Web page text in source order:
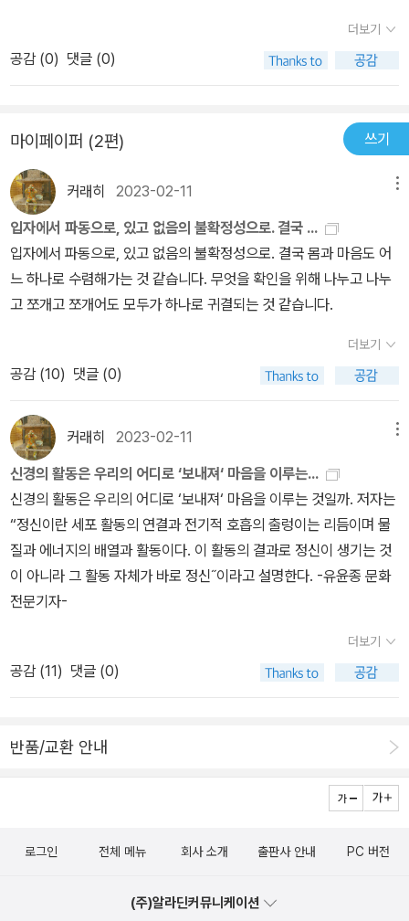
물학적 물질주의’에 바탕을 두고 정신적인 것과 물질적인 것의 관계
에 일원론적 접근을 시도합니다. 모든 생명은 살아남기 위해 무언가
를 합니다. 동작을 조절하고, 주변의 것들에 영향을 미치며 생명유지
기 위해 사고를 하고, 그 사고의 경험이 반향을 일으켜 신체의 형태를
구성합니다. 예를 들면 문어는 마주하는 모든 것에 자기 몸의 복잡성
을 기울이며 눈 깜짝할 사이에 자기 신체의 ‘빠른 전환’을 하며 환경에
맞게 자기 신체 표면을 바꿀 수 있지요. 저자는 마음의 진화를 밝히기
위해 ‘느낌의 현전現前, presence’이라는 감각이 무엇인지부터 묻
습니다. 자기됨을 느끼는 것, 혹은 자신이 아님을 느끼는 감각은 어디
에서부터 시작되는 것인가? 주체성이란 무엇이며, 어떻게 나타나는
있다는 감각과 관련이 있다고 합니다. 마음이란 신체를 소유하고 있
다고 생각하며 신체의 지속을 위해 자신과 외부를 감각하는 것과 연
관 있다는 것이죠. 신체, 주체인 동시에 행위자저자는 우리는 주체인
동시에 행위자라고 합니다. 주체의 기원은 동물 행위자성의 진화에서
비롯되었다고 하죠. 저자는 주체성과 행위성을 구분하며 감각과 동작
의 밀접한 관계를 설명합니다. 그리고 감각의 존재 이유는 동작을 제
어하는 데 있다고 하죠. 저자에 의하면 정신의 진화는 행위자성과 주
체성의 상호연결된 진화입니다. 새롭고 확장된 동작 행위들은 그에
어울리는 감각의 확장을 이끈다고 말하지요. 특히 위아래뿐 아니라
좌우 축을 가진 좌우대칭형 몸의 등장은 동작의 영역에서 하나의 혁
신이었다고 합니다. 좌우대칭형 몸은 어딘가로 가기 위해 준비되어있
부분의 협응은 자아와 타아, 자신과 외부 세계를 분리를 감각하며 상
새로운 자극을 받을 수 있게 되면서 새로운 존재 방식, 새로운 의미에
서의 관점이 생겨납니다.저자는 이와 같은 논지로 사고와 경험 자체
가 곧 정신이고, 신체라는 관념을 지속적으로 이어나갑니다. 신체활
키고 소화시키며 그에 맞게 행위함으로써 세계와 하나가 됩니다. 이
합되어 있습니다. ‘동작’을 만들어내는 운동능력이야말로 동물 진화
더보기
공감 (0) 댓글 (0)
마이페이퍼 (2편) 쓰기
커래히 2023-02-11
입자에서 파동으로, 있고 없음의 불확정성으로. 결국 ...
입자에서 파동으로, 있고 없음의 불확정성으로. 결국 몸과 마음도 어
느 하나로 수렴해가는 것 같습니다. 무엇을 확인을 위해 나누고 나누
고 쪼개고 쪼개어도 모두가 하나로 귀결되는 것 같습니다.
더보기
공감 (10) 댓글 (0)
커래히 2023-02-11
신경의 활동은 우리의 어디로 ‘보내져‘ 마음을 이루는...
신경의 활동은 우리의 어디로 ‘보내져‘ 마음을 이루는 것일까. 저자는
“정신이란 세포 활동의 연결과 전기적 호흡의 출렁이는 리듬이며 물
질과 에너지의 배열과 활동이다. 이 활동의 결과로 정신이 생기는 것
이 아니라 그 활동 자체가 바로 정신˝이라고 설명한다. -유윤종 문화
전문기자-
더보기
공감 (11) 댓글 (0)
반품/교환 안내
로그인 전체 메뉴 회사 소개 출판사 안내 PC 버전
(주)알라딘커뮤니케이션